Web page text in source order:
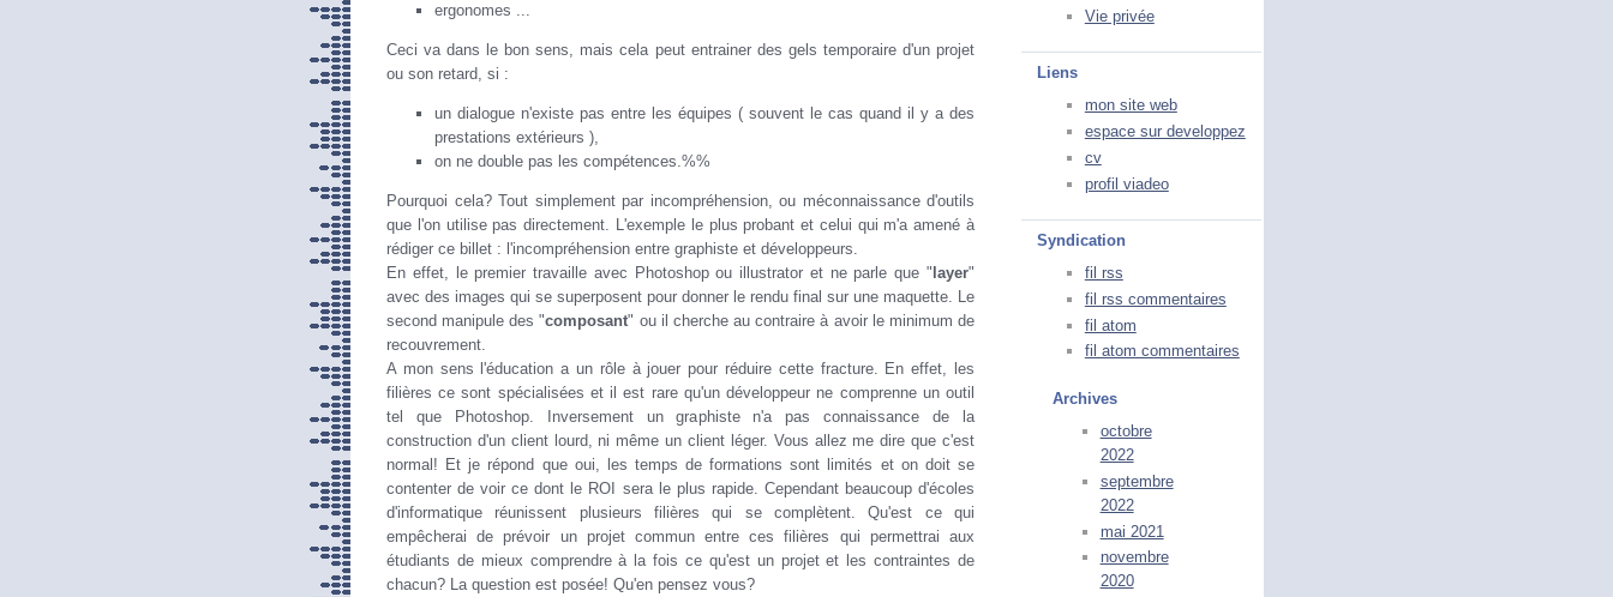
Vie privée
Liens
mon site web
espace sur developpez
cv
profil viadeo
Syndication
fil rss
fil rss commentaires
fil atom
fil atom commentaires
Archives
octobre
2022
septembre
2022
mai 2021
novembre
2020
ergonomes ...
Ceci va dans le bon sens, mais cela peut entrainer des gels temporaire d'un projet
ou son retard, si :
un dialogue n'existe pas entre les équipes ( souvent le cas quand il y a des
prestations extérieurs ),
on ne double pas les compétences.%%
Pourquoi cela? Tout simplement par incompréhension, ou méconnaissance d'outils
que l'on utilise pas directement. L'exemple le plus probant et celui qui m'a amené à
rédiger ce billet : l'incompréhension entre graphiste et développeurs.
En effet, le premier travaille avec Photoshop ou illustrator et ne parle que "layer"
avec des images qui se superposent pour donner le rendu final sur une maquette. Le
second manipule des "composant" ou il cherche au contraire à avoir le minimum de
recouvrement.
A mon sens l'éducation a un rôle à jouer pour réduire cette fracture. En effet, les
filières ce sont spécialisées et il est rare qu'un développeur ne comprenne un outil
tel que Photoshop. Inversement un graphiste n'a pas connaissance de la
construction d'un client lourd, ni même un client léger. Vous allez me dire que c'est
normal! Et je répond que oui, les temps de formations sont limités et on doit se
contenter de voir ce dont le ROI sera le plus rapide. Cependant beaucoup d'écoles
d'informatique réunissent plusieurs filières qui se complètent. Qu'est ce qui
empêcherai de prévoir un projet commun entre ces filières qui permettrai aux
étudiants de mieux comprendre à la fois ce qu'est un projet et les contraintes de
chacun? La question est posée! Qu'en pensez vous?